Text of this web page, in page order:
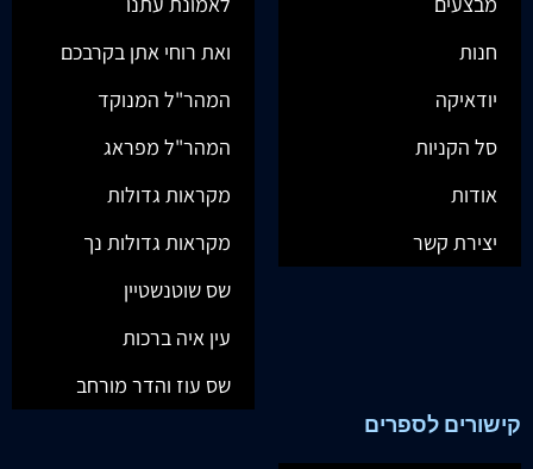
חנות
יודאיקה
סל הקניות
אודות
יצירת קשר
ואת רוחי אתן בקרבכם
המהר"ל המנוקד
המהר"ל מפראג
מקראות גדולות
מקראות גדולות נך
שס שוטנשטיין
עין איה ברכות
שס עוז והדר מורחב
קישורים לספרים